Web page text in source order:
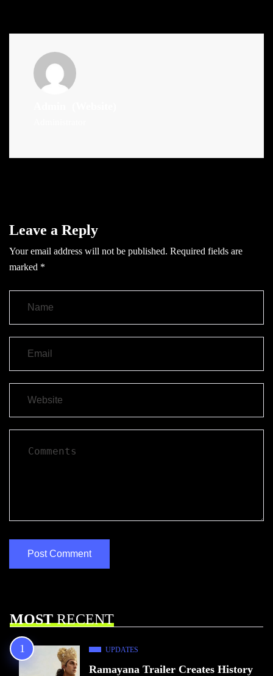
Leave a Reply
Your email address will not be published. Required fields are
marked *
MOSTRECENT
UPDATES
Ramayana Trailer Creates History